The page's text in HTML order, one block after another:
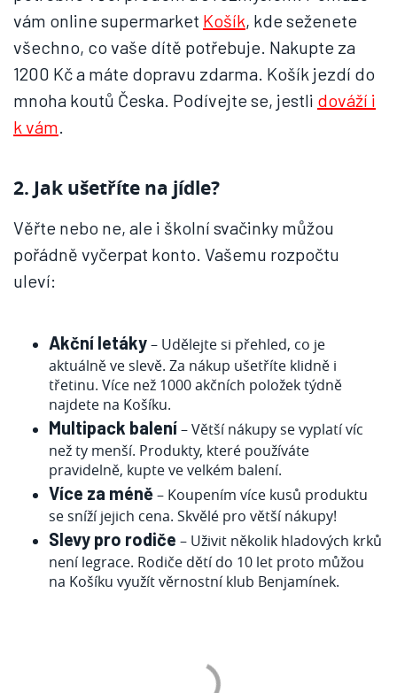
vám online supermarket Košík, kde seženete
všechno, co vaše dítě potřebuje. Nakupte za
1200 Kč a máte dopravu zdarma. Košík jezdí do
mnoha koutů Česka. Podívejte se, jestli dováží i
k vám.
2. Jak ušetříte na jídle?
Věřte nebo ne, ale i školní svačinky můžou
pořádně vyčerpat konto. Vašemu rozpočtu
uleví:
Akční letáky– Udělejte si přehled, co je
aktuálně ve slevě. Za nákup ušetříte klidně i
třetinu. Více než 1000 akčních položek týdně
najdete na Košíku.
Multipack balení– Větší nákupy se vyplatí víc
než ty menší. Produkty, které používáte
pravidelně, kupte ve velkém balení.
Více za méně– Koupením více kusů produktu
se sníží jejich cena. Skvělé pro větší nákupy!
Slevy pro rodiče – Uživit několik hladových krků
není legrace. Rodiče dětí do 10 let proto můžou
na Košíku využít věrnostní klub Benjamínek.